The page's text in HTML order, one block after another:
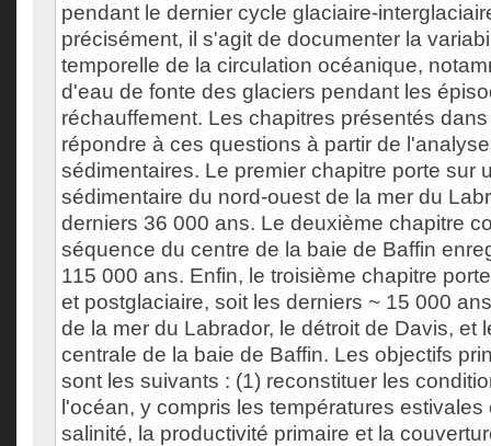
pendant le dernier cycle glaciaire-
précisément, il s'agit de documenter la
temporelle de la circulation océanique,
d'eau de fonte des glaciers pendant les
réchauffement. Les chapitres présentés
répondre à ces questions à partir de
sédimentaires. Le premier chapitre porte sur
sédimentaire du nord-ouest de la mer du
derniers 36 000 ans. Le deuxième chapitre
séquence du centre de la baie de Baffin
115 000 ans. Enfin, le troisième chapitre
et postglaciaire, soit les derniers ~ 15 000
de la mer du Labrador, le détroit de Davis, et
centrale de la baie de Baffin. Les objectifs
sont les suivants : (1) reconstituer les
l'océan, y compris les températures
salinité, la productivité primaire et la